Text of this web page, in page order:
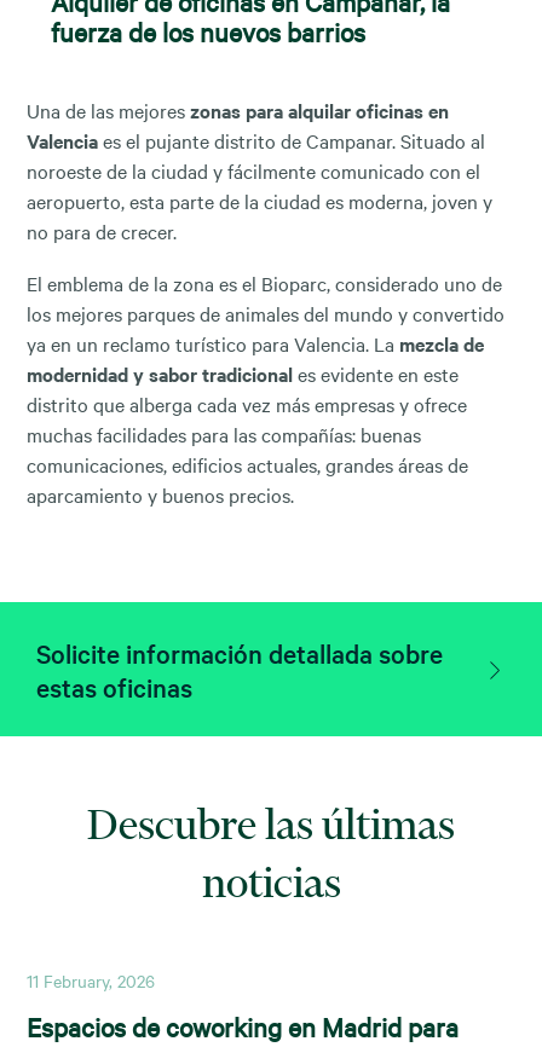
fuerza de los nuevos barrios
Una de las mejoreszonas para alquilar oficinas en
Valenciaes el pujante distrito de Campanar. Situado al
noroeste de la ciudad y fácilmente comunicado con el
aeropuerto, esta parte de la ciudad es moderna, joven y
no para de crecer.
El emblema de la zona es el Bioparc, considerado uno de
los mejores parques de animales del mundo y convertido
ya en un reclamo turístico para Valencia. La mezcla de
modernidad y sabor tradicionales evidente en este
distrito que alberga cada vez más empresas y ofrece
muchas facilidades para las compañías: buenas
comunicaciones, edificios actuales, grandes áreas de
aparcamiento y buenos precios.
Solicite información detallada sobre
estas oficinas
Descubre las últimas
noticias
11 February, 2026
Espacios de coworking en Madrid para